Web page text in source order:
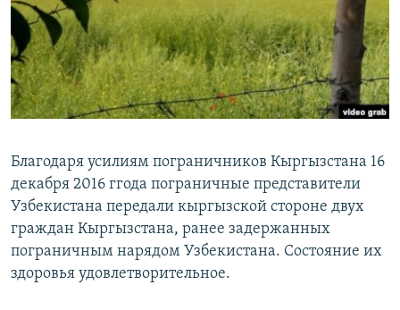
Благодаря усилиям пограничников Кыргызстана 16
декабря 2016 ггода пограничные представители
Узбекистана передали кыргызской стороне двух
граждан Кыргызстана, ранее задержанных
пограничным нарядом Узбекистана. Состояние их
здоровья удовлетворительное.